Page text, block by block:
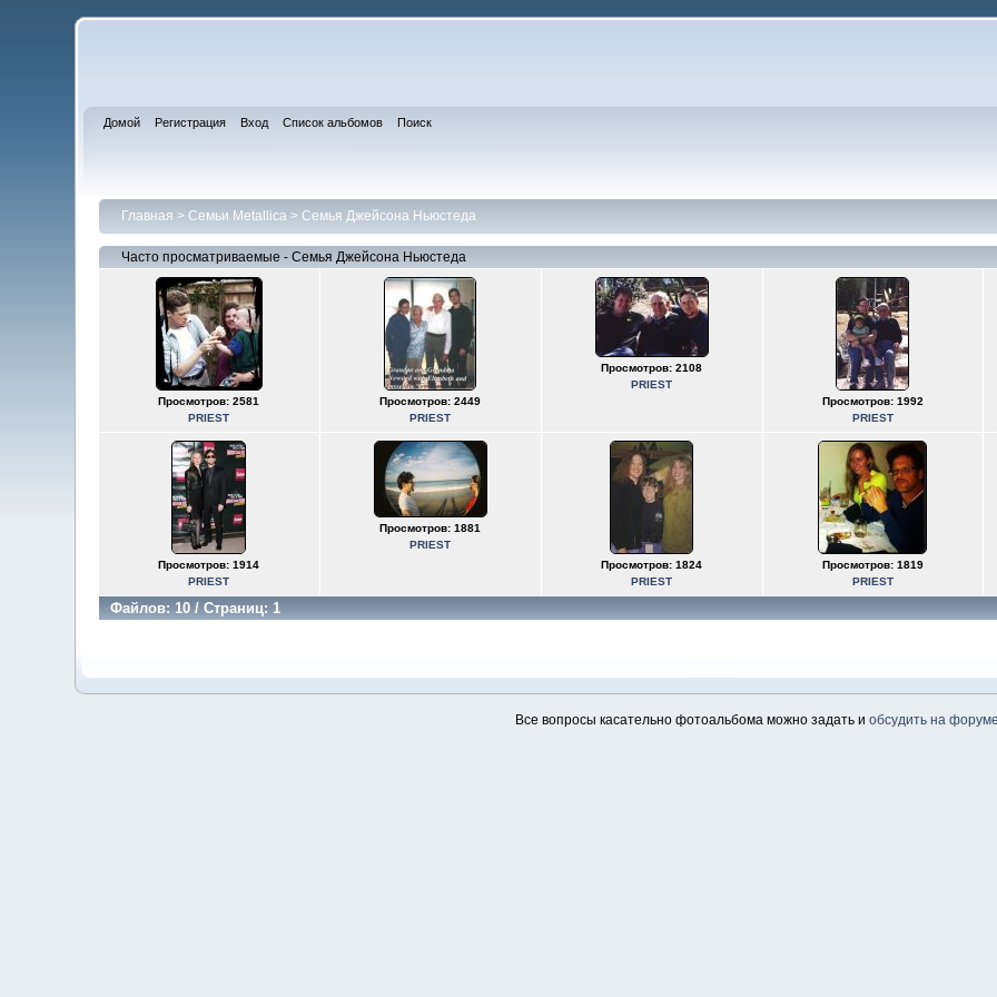
Домой Регистрация Вход Список альбомов Поиск
Главная > Семьи Metallica> Семья Джейсона Ньюстеда
Часто просматриваемые - Семья Джейсона Ньюстеда
Просмотров: 2581
PRIEST
Просмотров: 2449
PRIEST
Просмотров: 2108
PRIEST
Просмотров: 1992
PRIEST
Просмотров: 1914
PRIEST
Просмотров: 1881
PRIEST
Просмотров: 1824
PRIEST
Просмотров: 1819
PRIEST
Файлов: 10 / Страниц: 1
Все вопросы касательно фотоальбома можно задать и обсудить на